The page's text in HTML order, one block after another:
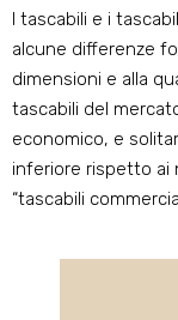
I tascabili e i
alcune differenze
dimensioni e alla
tascabili del
economico, e
inferiore rispetto ai
“tascabili